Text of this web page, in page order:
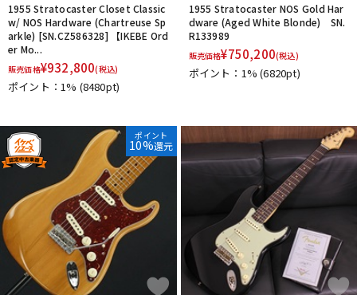
1955 Stratocaster Closet Classic
w/ NOS Hardware (Chartreuse Sp
arkle) [SN.CZ586328] 【IKEBE Ord
er Mo...
販売価格¥932,800(税込)
ポイント：1% (8480pt)
1955 Stratocaster NOS Gold Har
dware (Aged White Blonde) SN.
R133989
販売価格¥750,200(税込)
ポイント：1%(6820pt)
ポイント
10%還元